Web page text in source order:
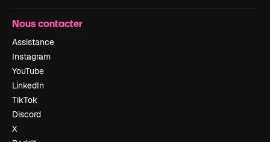
Nous contacter
Assistance
Instagram
YouTube
LinkedIn
TikTok
Discord
X